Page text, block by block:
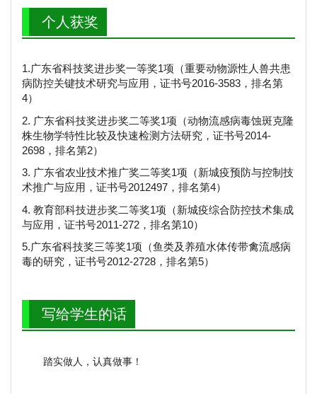
个人获奖
1.广东省科技奖进步奖一等奖1项（重要动物源性人兽共患
病防控关键技术研究与应用，证书号2016-3583，排名第
4）
2. 广东省科技奖进步奖二等奖1项（动物流感病毒蚀斑克隆
株生物学特性比较及快速检测方法研究，证书号2014-
2698，排名第2）
3. 广东省农业技术推广奖二等奖1项（新城疫预防与控制技
术推广与应用，证书号2012497，排名第4）
4. 教育部科技进步奖二等奖1项（新城疫综合防控技术集成
与应用，证书号2011-272，排名第10）
5.广东省科技奖三等奖1项（鱼类及养殖水体传带禽流感病
毒的研究，证书号2012-2728，排名第5）
写给学生的话
踏实做人，认真做事！